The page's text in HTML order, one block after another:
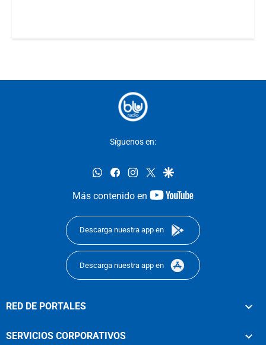
Síguenos en:
whatsappfacebookinstagram
twittergoogle
Más contenido en
youtube-
Descarga nuestra app en
Descarga nuestra app en
RED DE PORTALES
SERVICIOS CORPORATIVOS